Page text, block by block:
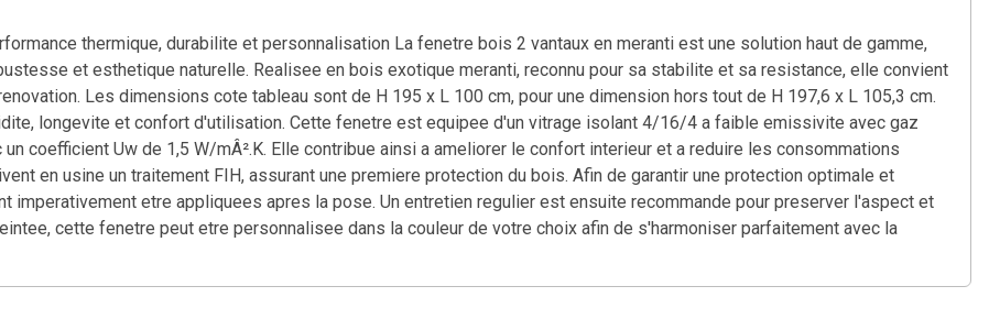
thermique, durabilite et personnalisation La fenetre bois 2 vantaux en meranti est une solution haut de gamme,
et esthetique naturelle. Realisee en bois exotique meranti, reconnu pour sa stabilite et sa resistance, elle convient
Les dimensions cote tableau sont de H 195 x L 100 cm, pour une dimension hors tout de H 197,6 x L 105,3 cm.
longevite et confort d'utilisation. Cette fenetre est equipee d'un vitrage isolant 4/16/4 a faible emissivite avec gaz
coefficient Uw de 1,5 W/mÂ².K. Elle contribue ainsi a ameliorer le confort interieur et a reduire les consommations
en usine un traitement FIH, assurant une premiere protection du bois. Afin de garantir une protection optimale et
imperativement etre appliquees apres la pose. Un entretien regulier est ensuite recommande pour preserver l'aspect et
cette fenetre peut etre personnalisee dans la couleur de votre choix afin de s'harmoniser parfaitement avec la